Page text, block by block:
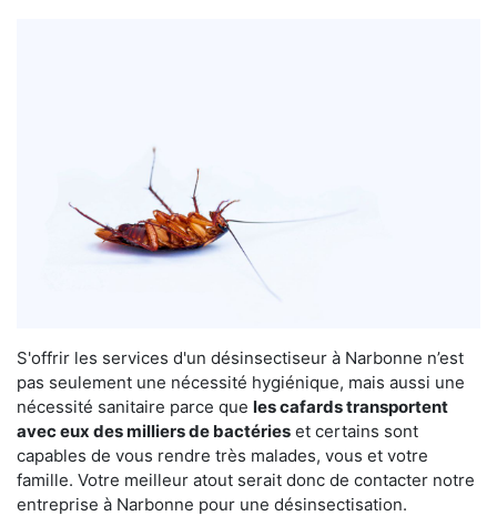
S'offrir les services d'un désinsectiseur à Narbonne n’est
pas seulement une nécessité hygiénique, mais aussi une
nécessité sanitaire parce que les cafards transportent
avec eux des milliers de bactéries et certains sont
capables de vous rendre très malades, vous et votre
famille. Votre meilleur atout serait donc de contacter notre
entreprise à Narbonne pour une désinsectisation.